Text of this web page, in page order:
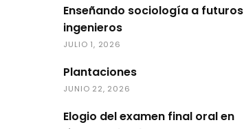
Enseñando sociología a futuros
ingenieros
JULIO 1, 2026
Plantaciones
JUNIO 22, 2026
Elogio del examen final oral en